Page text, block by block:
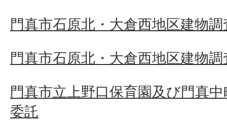
門真市石原北・大倉西地区建物
門真市石原北・大倉西地区建物
門真市立上野口保育園及び門真
委託